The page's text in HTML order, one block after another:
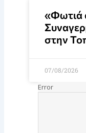
«Φωτιά
στην
07/08/2026